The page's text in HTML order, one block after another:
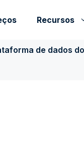
Recursos
de dados